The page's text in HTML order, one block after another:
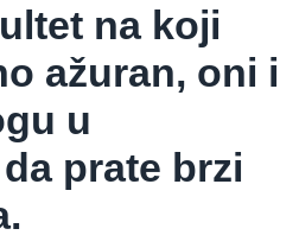
na koji
ažuran, oni i
u
prate brzi